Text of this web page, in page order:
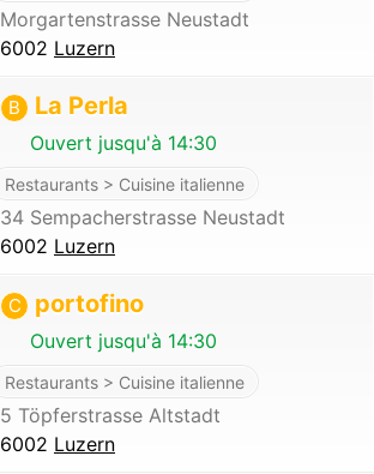
Morgartenstrasse Neustadt
6002 Luzern
B La Perla
Ouvert jusqu'à 14:30
Restaurants > Cuisine italienne
34 Sempacherstrasse Neustadt
6002 Luzern
C portofino
Ouvert jusqu'à 14:30
Restaurants > Cuisine italienne
5 Töpferstrasse Altstadt
6002 Luzern